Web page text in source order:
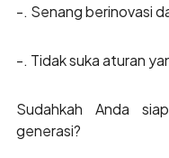
-. Senang berinovasi
-. Tidak suka aturan
Sudahkah Anda
generasi?